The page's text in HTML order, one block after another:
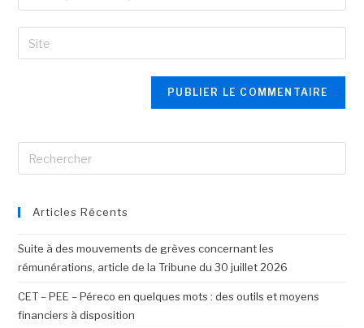
Articles Récents
Suite à des mouvements de grèves concernant les
rémunérations, article de la Tribune du 30 juillet 2026
CET – PEE – Péreco en quelques mots : des outils et moyens
financiers à disposition